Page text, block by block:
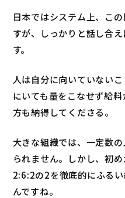
日本ではシステム上、こ
すが、しっかりと話し合
す。
人は自分に向いていない
にいても量をこなせず給
方も納得してくださる。
大きな組織では、一定数
られません。しかし、初
2:6:2の2を徹底的にふる
んですね。